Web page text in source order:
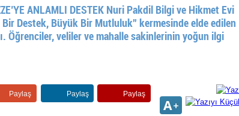
ANLAMLI DESTEK Nuri Pakdil Bilgi ve Hikmet Evi
Destek, Büyük Bir Mutluluk” kermesinde elde edilen
Öğrenciler, veliler ve mahalle sakinlerinin yoğun ilgi
Paylaş Paylaş Paylaş